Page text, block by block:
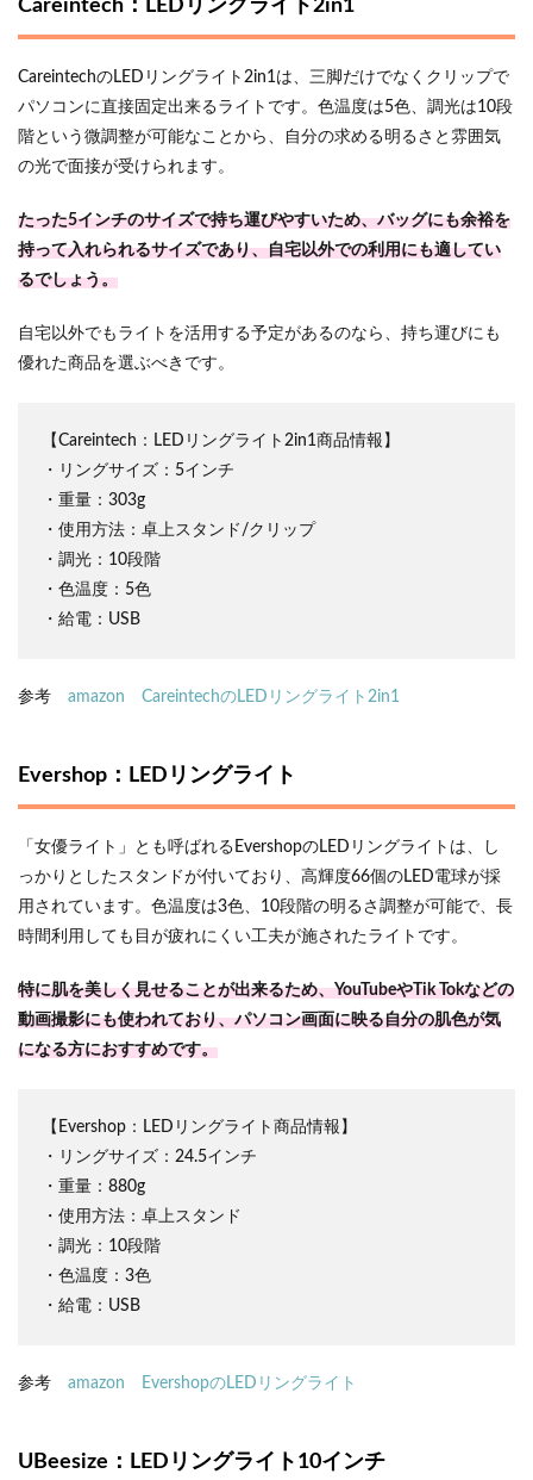
Careintech：LEDリングライト2in1
CareintechのLEDリングライト2in1は、三脚だけでなくクリップで
パソコンに直接固定出来るライトです。色温度は5色、調光は10段
階という微調整が可能なことから、自分の求める明るさと雰囲気
の光で面接が受けられます。
たった5インチのサイズで持ち運びやすいため、バッグにも余裕を
持って入れられるサイズであり、自宅以外での利用にも適してい
るでしょう。
自宅以外でもライトを活用する予定があるのなら、持ち運びにも
優れた商品を選ぶべきです。
【Careintech：LEDリングライト2in1商品情報】
・リングサイズ：5インチ
・重量：303g
・使用方法：卓上スタンド/クリップ
・調光：10段階
・色温度：5色
・給電：USB
参考 amazon CareintechのLEDリングライト2in1
Evershop：LEDリングライト
「女優ライト」とも呼ばれるEvershopのLEDリングライトは、し
っかりとしたスタンドが付いており、高輝度66個のLED電球が採
用されています。色温度は3色、10段階の明るさ調整が可能で、長
時間利用しても目が疲れにくい工夫が施されたライトです。
特に肌を美しく見せることが出来るため、YouTubeやTik Tokなどの
動画撮影にも使われており、パソコン画面に映る自分の肌色が気
になる方におすすめです。
【Evershop：LEDリングライト商品情報】
・リングサイズ：24.5インチ
・重量：880g
・使用方法：卓上スタンド
・調光：10段階
・色温度：3色
・給電：USB
参考 amazon EvershopのLEDリングライト
UBeesize：LEDリングライト10インチ